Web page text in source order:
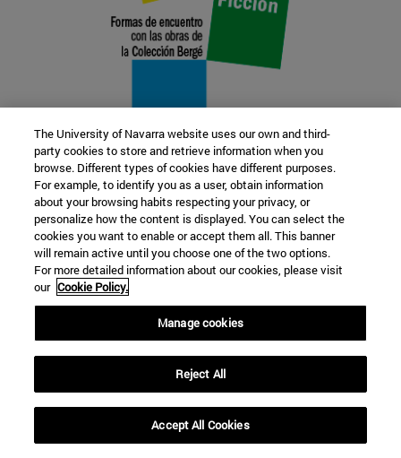
22 SEP
FUNCIÓN Y FICCIÓN. Varios artistas
Más información
The University of Navarra website uses our own and third-
party cookies to store and retrieve information when you
browse. Different types of cookies have different purposes.
For example, to identify you as a user, obtain information
about your browsing habits respecting your privacy, or
personalize how the content is displayed. You can select the
cookies you want to enable or accept them all. This banner
will remain active until you choose one of the two options.
For more detailed information about our cookies, please visit
our Cookie Policy.
Manage cookies
Reject All
Accept All Cookies